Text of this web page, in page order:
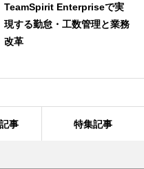
TeamSpirit Enterpriseで実
現する勤怠・工数管理と業務
改革
事 特集記事